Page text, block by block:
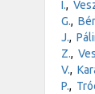
I.,
G.,
J.,
Z.,
V.,
P.,